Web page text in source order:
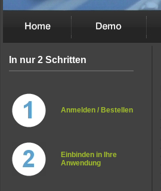
In nur 2 Schritten
Anmelden / Bestellen
Einbinden in Ihre
Anwendung